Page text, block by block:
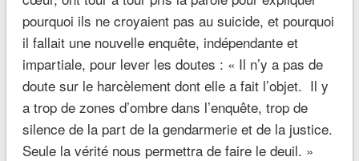
pourquoi ils ne croyaient pas au suicide, et pourquoi
il fallait une nouvelle enquête, indépendante et
impartiale, pour lever les doutes : « Il n’y a pas de
doute sur le harcèlement dont elle a fait l’objet. Il y
a trop de zones d’ombre dans l’enquête, trop de
silence de la part de la gendarmerie et de la justice.
Seule la vérité nous permettra de faire le deuil. »